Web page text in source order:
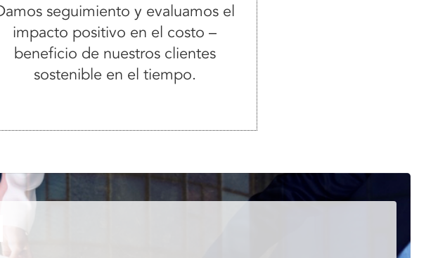
seguimiento y evaluamos el
impacto positivo en el costo –
beneficio de nuestros clientes
sostenible en el tiempo.